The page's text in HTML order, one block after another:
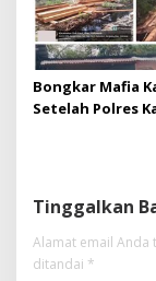
Bongkar Mafia
Setelah Polres
Tinggalkan
Alamat email Anda
ditandai *